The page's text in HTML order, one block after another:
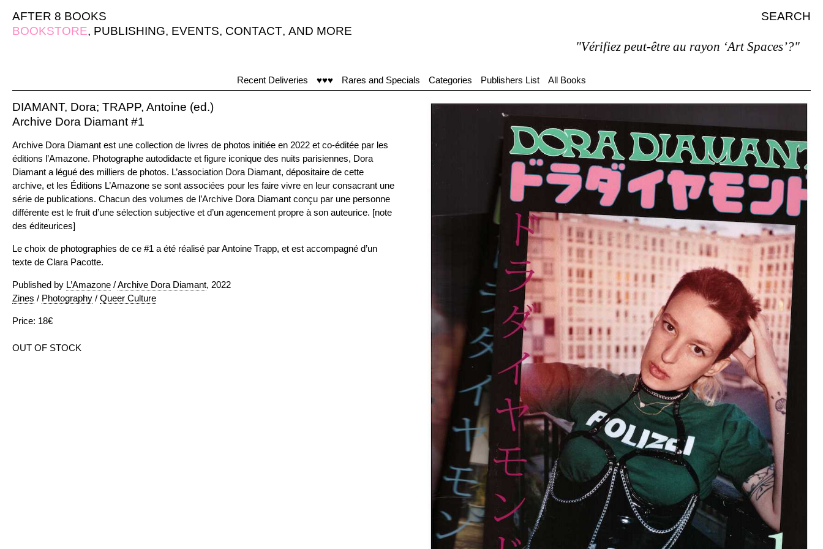
AFTER 8 BOOKS
SEARCH
BOOKSTORE, PUBLISHING, EVENTS, CONTACT, AND MORE
"Vérifiez peut-être au rayon ‘Art Spaces’?"
Recent Deliveries ♥♥♥ Rares and Specials Categories Publishers List All Books
DIAMANT, Dora; TRAPP, Antoine (ed.)
Archive Dora Diamant #1
Archive Dora Diamant est une collection de livres ​de photos initiée en 2022 et co-éditée par les
éditions l’Amazone. Photographe autodidacte et figure iconique des nuits parisiennes, Dora
Diamant a légué des milliers de photos. L’association Dora Diamant, dépositaire de cette
archive, et les Éditions L’Amazone se sont associées pour les faire vivre en leur consacrant une
série de publications. Chacun des volumes de l’Archive Dora Diamant conçu par une personne
différente est le fruit d’une sélection subjective et d’un agencement propre à son auteurice. [note
des éditeurices]
Le choix de photographies de ce #1 a été réalisé par Antoine Trapp, et est accompagné d’un
texte de Clara Pacotte.
Published by L’Amazone /Archive Dora Diamant, 2022
Zines / Photography / Queer Culture
Price: 18€
OUT OF STOCK